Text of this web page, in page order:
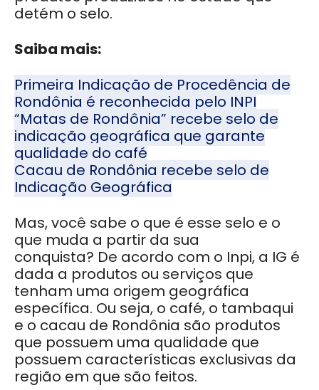
detém o selo.
Saiba mais:
Primeira Indicação de Procedência de
Rondônia é reconhecida pelo INPI
“Matas de Rondônia” recebe selo de
indicação geográfica que garante
qualidade do café
Cacau de Rondônia recebe selo de
Indicação Geográfica
Mas, você sabe o que é esse selo e o
que muda a partir da sua
conquista? De acordo com o Inpi, a IG é
dada a produtos ou serviços que
tenham uma origem geográfica
específica. Ou seja, o café, o tambaqui
e o cacau de Rondônia são produtos
que possuem uma qualidade que
possuem características exclusivas da
região em que são feitos.